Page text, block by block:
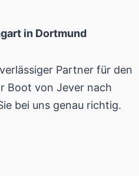
in Dortmund
Partner für den
Boot von Jever nach
bei uns genau richtig.